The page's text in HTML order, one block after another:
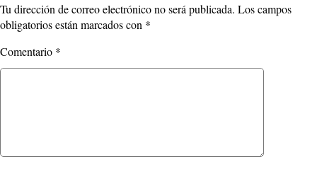
Tu dirección de correo electrónico no será publicada. Los campos
obligatorios están marcados con *
Comentario *